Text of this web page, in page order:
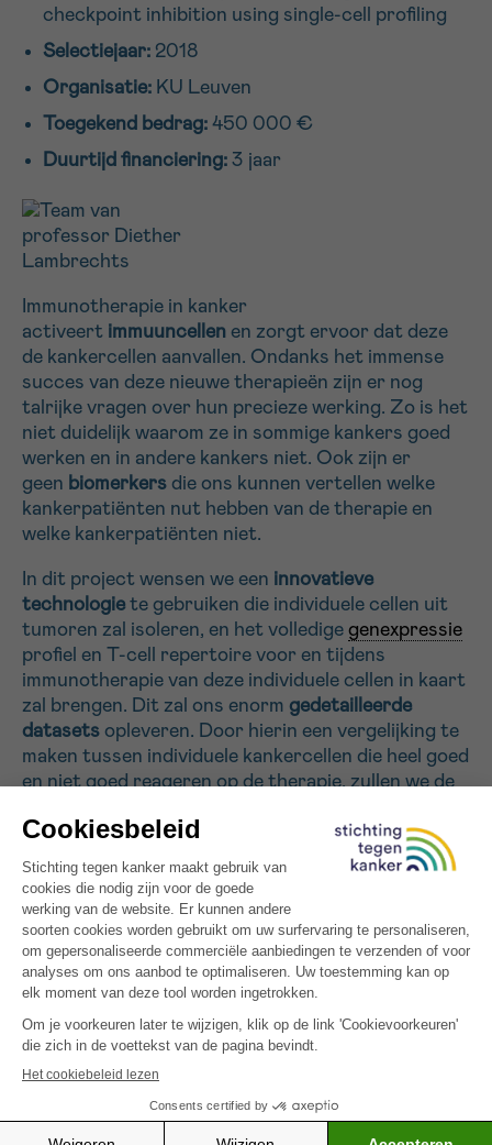
checkpoint inhibition using single-cell profiling
Selectiejaar: 2018
Organisatie: KU Leuven
Toegekend bedrag: 450 000 €
Duurtijd financiering: 3 jaar
Immunotherapie in kanker
activeert immuuncellen en zorgt ervoor dat deze
de kankercellen aanvallen. Ondanks het immense
succes van deze nieuwe therapieën zijn er nog
talrijke vragen over hun precieze werking. Zo is het
niet duidelijk waarom ze in sommige kankers goed
werken en in andere kankers niet. Ook zijn er
geen biomerkers die ons kunnen vertellen welke
kankerpatiënten nut hebben van de therapie en
welke kankerpatiënten niet.
In dit project wensen we een innovatieve
technologiete gebruiken die individuele cellen uit
tumoren zal isoleren, en het volledige genexpressie
profiel en T-cell repertoire voor en tijdens
immunotherapie van deze individuele cellen in kaart
zal brengen. Dit zal ons enorm gedetailleerde
datasets opleveren. Door hierin een vergelijking te
maken tussen individuele kankercellen die heel goed
en niet goed reageren op de therapie, zullen we de
beschrijven en de precieze werking van
immunotherapie in kaart brengen.
Alle gefinancierde projecten
SCHRIJF JE IN VOOR ONZE NIEUWSBRIEF
VOORNAAM
Ja, stuur mij de nieuwsbrief
Ik aanvaard degebruiksvoorwaarden
*VERPLICHT VELD
16h-18h
Verder